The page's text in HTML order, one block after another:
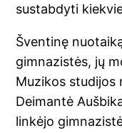
sustabdyti
Šventinę
gimnazistės, jų
Muzikos studijos
Deimantė
linkėjo